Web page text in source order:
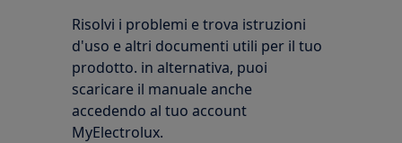
Risolvi i problemi e trova istruzioni
d'uso e altri documenti utili per il tuo
prodotto. in alternativa, puoi
scaricare il manuale anche
accedendo al tuo account
MyElectrolux.